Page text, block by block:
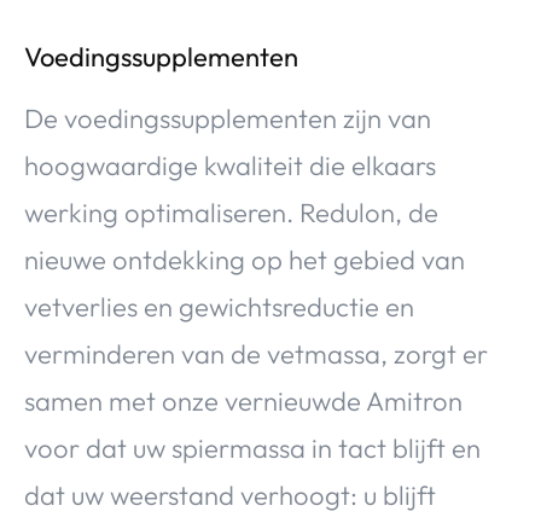
Voedingssupplementen
De voedingssupplementen zijn van
hoogwaardige kwaliteit die elkaars
werking optimaliseren. Redulon, de
nieuwe ontdekking op het gebied van
vetverlies en gewichtsreductie en
verminderen van de vetmassa, zorgt er
samen met onze vernieuwde Amitron
voor dat uw spiermassa in tact blijft en
dat uw weerstand verhoogt: u blijft